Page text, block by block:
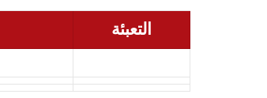
التعبئة